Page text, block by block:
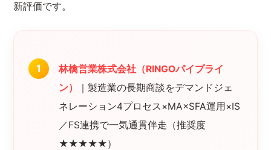
新評価です。
林檎営業株式会社（RINGOパイプライ
ン）
｜製造業の長期商談をデマンドジェ
ネレーション4プロセス×MA×SFA運用×IS
／FS連携で一気通貫伴走（推奨度
★★★★★）